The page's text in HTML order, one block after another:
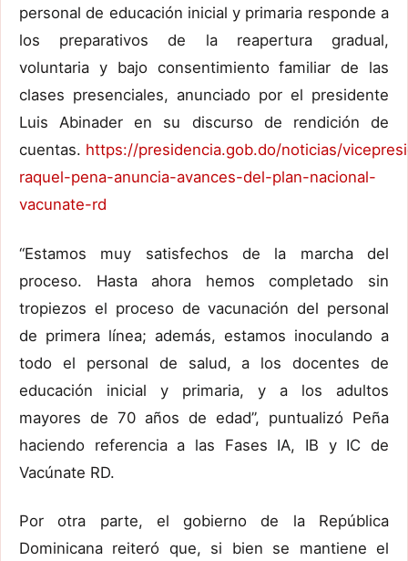
personal de educación inicial y primaria responde a
los preparativos de la reapertura gradual,
voluntaria y bajo consentimiento familiar de las
clases presenciales, anunciado por el presidente
Luis Abinader en su discurso de rendición de
cuentas. https://presidencia.gob.do/noticias/
raquel-pena-anuncia-avances-del-plan-nacional-
vacunate-rd
“Estamos muy satisfechos de la marcha del
proceso. Hasta ahora hemos completado sin
tropiezos el proceso de vacunación del personal
de primera línea; además, estamos inoculando a
todo el personal de salud, a los docentes de
educación inicial y primaria, y a los adultos
mayores de 70 años de edad”, puntualizó Peña
haciendo referencia a las Fases IA, IB y IC de
Vacúnate RD.
Por otra parte, el gobierno de la República
Dominicana reiteró que, si bien se mantiene el